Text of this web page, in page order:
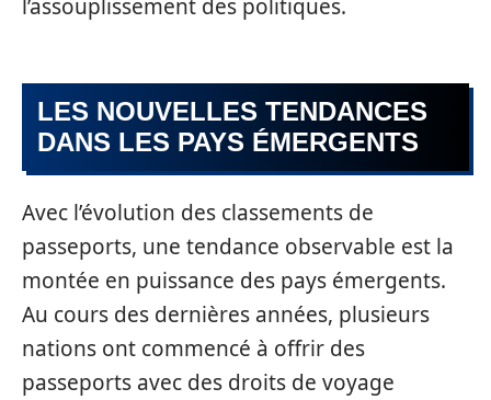
l’assouplissement des politiques.
LES NOUVELLES TENDANCES
DANS LES PAYS ÉMERGENTS
Avec l’évolution des classements de
passeports, une tendance observable est la
montée en puissance des pays émergents.
Au cours des dernières années, plusieurs
nations ont commencé à offrir des
passeports avec des droits de voyage